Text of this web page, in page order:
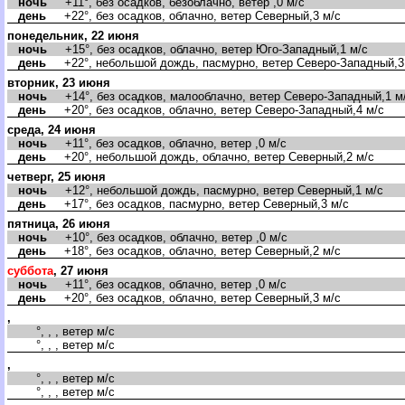
день +22°, без осадков, облачно, ветер Северный,3 м/с
понедельник, 22 июня
ночь +15°, без осадков, облачно, ветер Юго-Западный,1 м/с
день +22°, небольшой дождь, пасмурно, ветер Северо-
торник, 23 июня
ночь +14°, без осадков, малооблачно, ветер Северо-Западный,1
день +20°, без осадков, облачно, ветер Северо-Западный,4 м/с
среда, 24 июня
ночь +11°, без осадков, облачно, ветер ,0 м/с
день +20°, небольшой дождь, облачно, ветер Северный,2 м/с
четверг, 25 июня
ночь +12°, небольшой дождь, пасмурно, ветер Северный,1 м/с
день +17°, без осадков, пасмурно, ветер Северный,3 м/с
пятница, 26 июня
ночь +10°, без осадков, облачно, ветер ,0 м/с
день +18°, без осадков, облачно, ветер Северный,2 м/с
суббота, 27 июня
ночь +11°, без осадков, облачно, ветер ,0 м/с
день +20°, без осадков, облачно, ветер Северный,3 м/с
,
°, , , ветер м/с
°, , , ветер м/с
,
°, , , ветер м/с
°, , , ветер м/с